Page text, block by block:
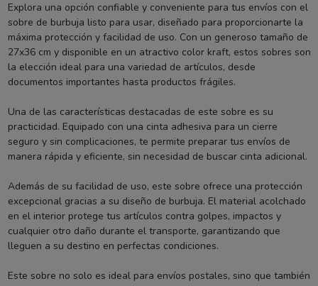
Explora una opción confiable y conveniente para tus envíos con el
sobre de burbuja listo para usar, diseñado para proporcionarte la
máxima protección y facilidad de uso. Con un generoso tamaño de
27x36 cm y disponible en un atractivo color kraft, estos sobres son
la elección ideal para una variedad de artículos, desde
documentos importantes hasta productos frágiles.
Una de las características destacadas de este sobre es su
practicidad. Equipado con una cinta adhesiva para un cierre
seguro y sin complicaciones, te permite preparar tus envíos de
manera rápida y eficiente, sin necesidad de buscar cinta adicional.
Además de su facilidad de uso, este sobre ofrece una protección
excepcional gracias a su diseño de burbuja. El material acolchado
en el interior protege tus artículos contra golpes, impactos y
cualquier otro daño durante el transporte, garantizando que
lleguen a su destino en perfectas condiciones.
Este sobre no solo es ideal para envíos postales, sino que también